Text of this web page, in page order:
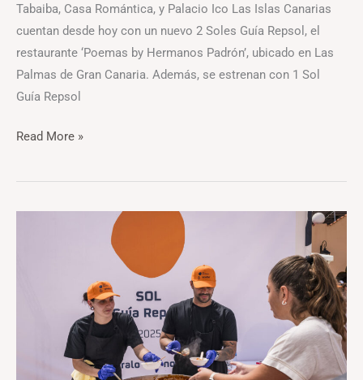
Tabaiba, Casa Romántica, y Palacio Ico Las Islas Canarias
cuentan desde hoy con un nuevo 2 Soles Guía Repsol, el
restaurante ‘Poemas by Hermanos Padrón’, ubicado en Las
Palmas de Gran Canaria. Además, se estrenan con 1 Sol
Guía Repsol
Read More »